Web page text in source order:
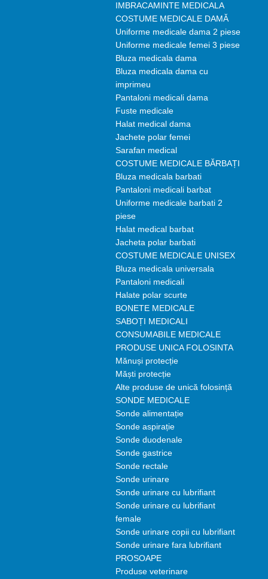
IMBRACAMINTE MEDICALA
COSTUME MEDICALE DAMĂ
Uniforme medicale dama 2 piese
Uniforme medicale femei 3 piese
Bluza medicala dama
Bluza medicala dama cu
imprimeu
Pantaloni medicali dama
Fuste medicale
Halat medical dama
Jachete polar femei
Sarafan medical
COSTUME MEDICALE BĂRBAȚI
Bluza medicala barbati
Pantaloni medicali barbat
Uniforme medicale barbati 2
piese
Halat medical barbat
Jacheta polar barbati
COSTUME MEDICALE UNISEX
Bluza medicala universala
Pantaloni medicali
Halate polar scurte
BONETE MEDICALE
SABOȚI MEDICALI
CONSUMABILE MEDICALE
PRODUSE UNICA FOLOSINTA
Mănuși protecție
Măști protecție
Alte produse de unică folosință
SONDE MEDICALE
Sonde alimentație
Sonde aspirație
Sonde duodenale
Sonde gastrice
Sonde rectale
Sonde urinare
Sonde urinare cu lubrifiant
Sonde urinare cu lubrifiant
female
Sonde urinare copii cu lubrifiant
Sonde urinare fara lubrifiant
PROSOAPE
Produse veterinare